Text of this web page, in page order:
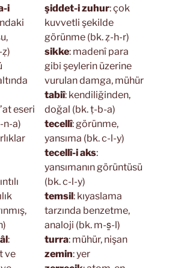
i
eseri
n-a)
:
ve
şiddet-i zuhur: çok
kuvvetli şekilde
görünme (bk. ẓ-h-r)
sikke: madenî para
gibi şeylerin üzerine
vurulan damga, mühür
tabiî: kendiliğinden,
doğal (bk. ṭ-b-a)
tecellî: görünme,
yansıma (bk. c-l-y)
tecellî-i aks:
yansımanın görüntüsü
(bk. c-l-y)
temsil: kıyaslama
tarzında benzetme,
analoji (bk. m-s̱-l)
turra: mühür, nişan
zemin: yer